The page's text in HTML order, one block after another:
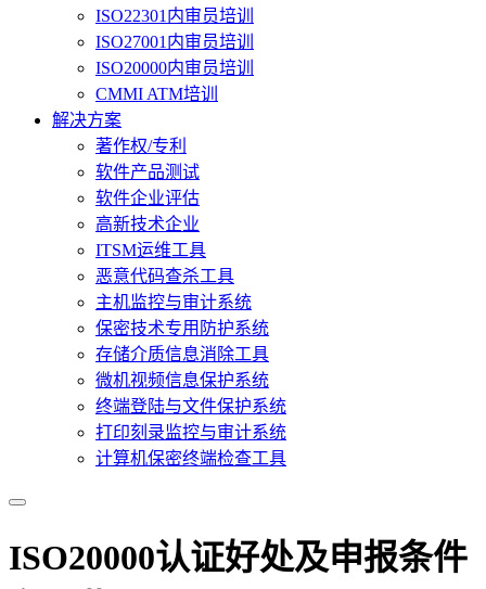
ISO22301内审员培训
ISO27001内审员培训
ISO20000内审员培训
CMMI ATM培训
解决方案
著作权/专利
软件产品测试
软件企业评估
高新技术企业
ITSM运维工具
恶意代码查杀工具
主机监控与审计系统
保密技术专用防护系统
存储介质信息消除工具
微机视频信息保护系统
终端登陆与文件保护系统
打印刻录监控与审计系统
计算机保密终端检查工具
ISO20000认证好处及申报条件